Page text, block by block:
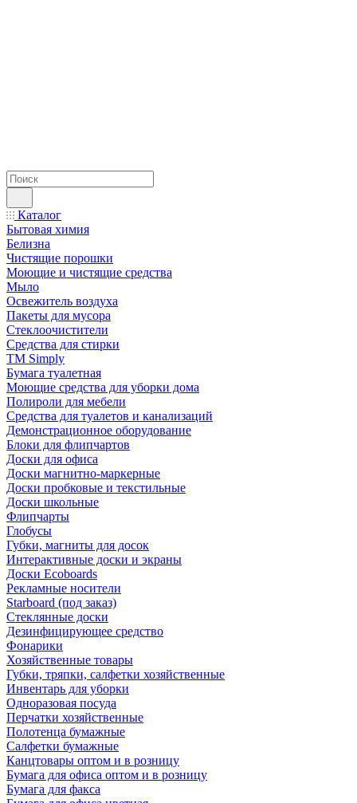
Каталог
Бытовая химия
Белизна
Чистящие порошки
Моющие и чистящие средства
Мыло
Освежитель воздуха
Пакеты для мусора
Стеклоочистители
Средства для стирки
TM Simply
Бумага туалетная
Моющие средства для уборки дома
Полироли для мебели
Средства для туалетов и канализаций
Демонстрационное оборудование
Блоки для флипчартов
Доски для офиса
Доски магнитно-маркерные
Доски пробковые и текстильные
Доски школьные
Флипчарты
Глобусы
Губки, магниты для досок
Интерактивные доски и экраны
Доски Ecoboards
Рекламные носители
Starboard (под заказ)
Стеклянные доски
Дезинфицирующее средство
Фонарики
Хозяйственные товары
Губки, тряпки, салфетки хозяйственные
Инвентарь для уборки
Одноразовая посуда
Перчатки хозяйственные
Полотенца бумажные
Салфетки бумажные
Канцтовары оптом и в розницу
Бумага для офиса оптом и в розницу
Бумага для факса